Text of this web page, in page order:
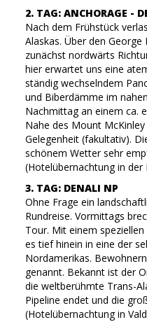
2. TAG: ANCHORAGE -
Nach dem Frühstück
Alaskas. Über den
zunächst nordwärts
hier erwartet uns eine
ständig wechselndem
und Biberdämme im
Nachmittag an einem ca.
Nahe des Mount
Gelegenheit (fakultativ).
schönem Wetter sehr
(Hotelübernachtung in der
3. TAG: DENALI NP
Ohne Frage ein
Rundreise. Vormittags
Tour. Mit einem
es tief hinein in eine der
Nordamerikas.
genannt. Bekannt ist der
die weltberühmte Trans-
Pipeline endet und die
(Hotelübernachtung in